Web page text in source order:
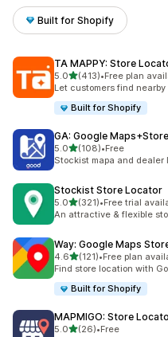
Built for Shopify
TA MAPPY: Store
5.0เต็ม 5 ดาว
(413)
ทั้งหมด 413 รีวิว
•Free plan
Let customers find
Built for Shopify
GA: Google
5.0เต็ม 5 ดาว
(108)
ทั้งหมด 108 รีวิว
•Free
Stockist mapa and dealer
Stockist Store Locator
5.0เต็ม 5 ดาว
(321)
ทั้งหมด 321 รีวิว
•Free trial
An attractive & flexible
Way: Google Maps
4.6เต็ม 5 ดาว
(121)
ทั้งหมด 121 รีวิว
•Free plan
Find store location with
Built for Shopify
MAPMIGO: Store
5.0เต็ม 5 ดาว
(26)
ทั้งหมด 26 รีวิว
•Free